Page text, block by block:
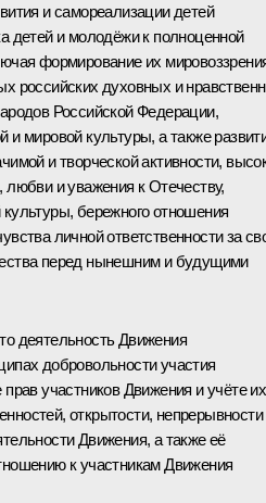
и самореализации детей
детей и молодёжи к полноценной
формирование их
российских духовных и
Российской Федерации,
и мировой культуры, а также
и творческой активности,
любви и уважения к Отечеству,
бережного отношения
личной ответственности за
перед нынешним и будущими
деятельность Движения
добровольности участия
участников Движения и учёте их
открытости, непрерывности
Движения, а также её
к участникам Движения